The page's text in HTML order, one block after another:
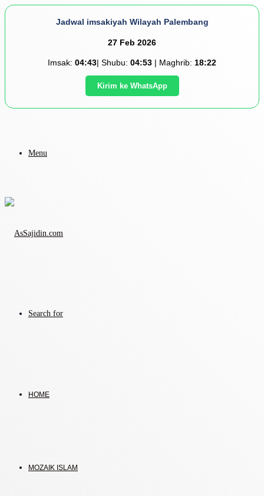
Jadwal imsakiyah Wilayah Palembang
27 Feb 2026
Imsak: 04:43| Shubu: 04:53 | Maghrib: 18:22
Kirim ke WhatsApp
Menu
Search for
HOME
MOZAIK ISLAM